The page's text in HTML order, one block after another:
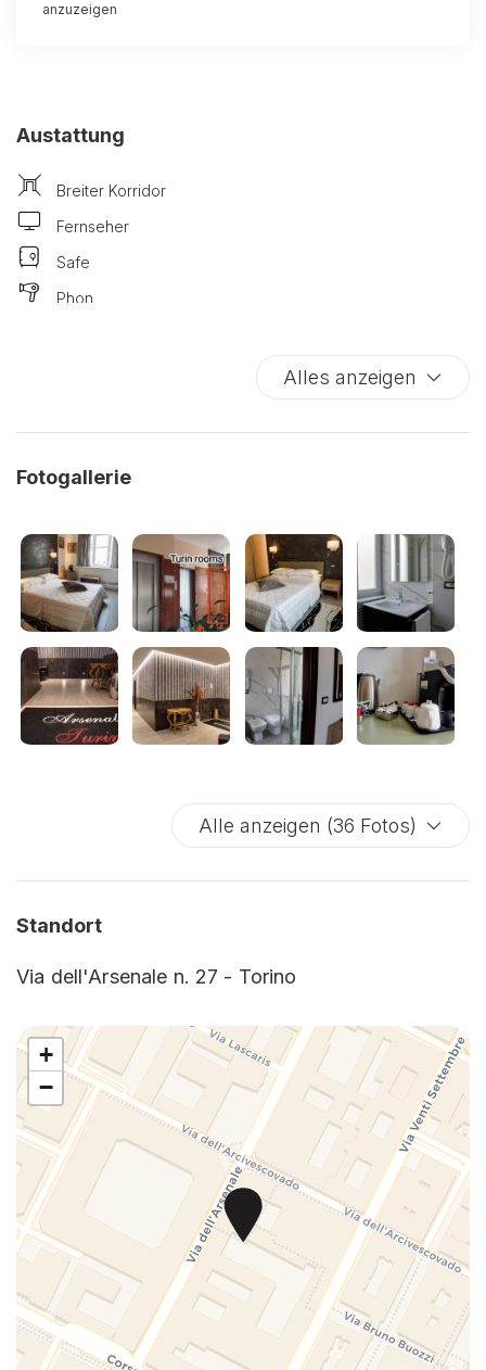
anzuzeigen
Austattung
Breiter Korridor
Fernseher
Safe
Phon
Kinderbetten
Privater Eingang
Internet Zugang
Farbfernsehen
In der Stadt
Breitbild-Fernseher
Doppelbetten
Frühstück nicht verfügbar
Shampoo
Unabhängige Klimatisierung
Unverzichtbare Ausrüstung
Beleuchteter Eingang bei Nacht
Gründliche Reinigung
Auto nicht notwendig
Selbst zubereitete Mahlzeiten
Gemeinsame Räume ungehindert
Dusche
Alles anzeigen
Fotogallerie
Alle anzeigen (36 Fotos)
Standort
Via dell'Arsenale n. 27 - Torino
+
−